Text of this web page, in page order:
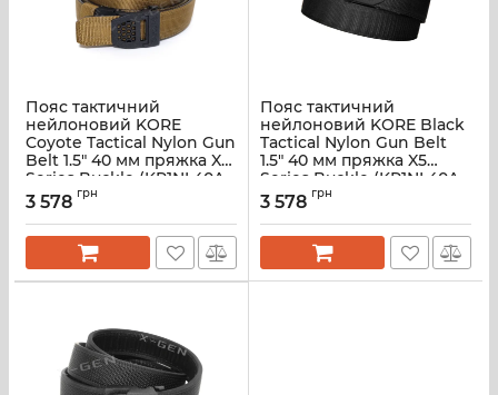
Пояс тактичний
нейлоновий KORE
Coyote Tactical Nylon Gun
Belt 1.5" 40 мм пряжка X6
Series Buckle (KR1NL40A-
CB)
3 578 грн
Пояс тактичний
нейлоновий KORE Black
Tactical Nylon Gun Belt
1.5" 40 мм пряжка X5
Series Buckle (KR1NL40A-
BK)
3 578 грн